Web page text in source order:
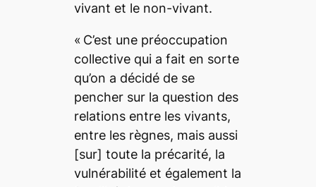
vivant et le non-vivant.
« C’est une préoccupation
collective qui a fait en sorte
qu’on a décidé de se
pencher sur la question des
relations entre les vivants,
entre les règnes, mais aussi
[sur] toute la précarité, la
vulnérabilité et également la